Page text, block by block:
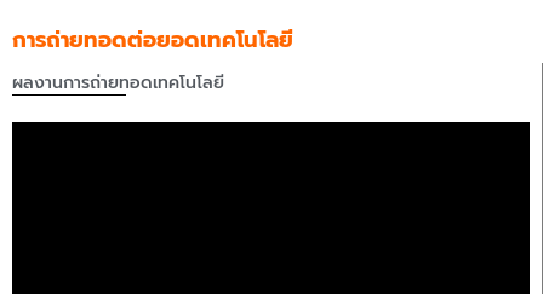
การถ่ายทอดต่อยอดเทคโนโลยี
ผลงานการถ่ายทอดเทคโนโลยี